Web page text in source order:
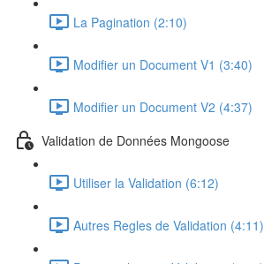
La Pagination (2:10)
Modifier un Document V1 (3:40)
Modifier un Document V2 (4:37)
Validation de Données Mongoose
Utiliser la Validation (6:12)
Autres Regles de Validation (4:11)